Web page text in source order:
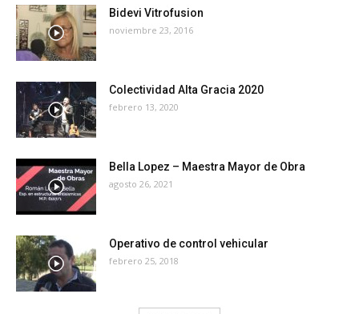
Bidevi Vitrofusion
noviembre 23, 2016
Colectividad Alta Gracia 2020
febrero 13, 2020
Bella Lopez – Maestra Mayor de Obra
agosto 26, 2021
Operativo de control vehicular
febrero 25, 2018